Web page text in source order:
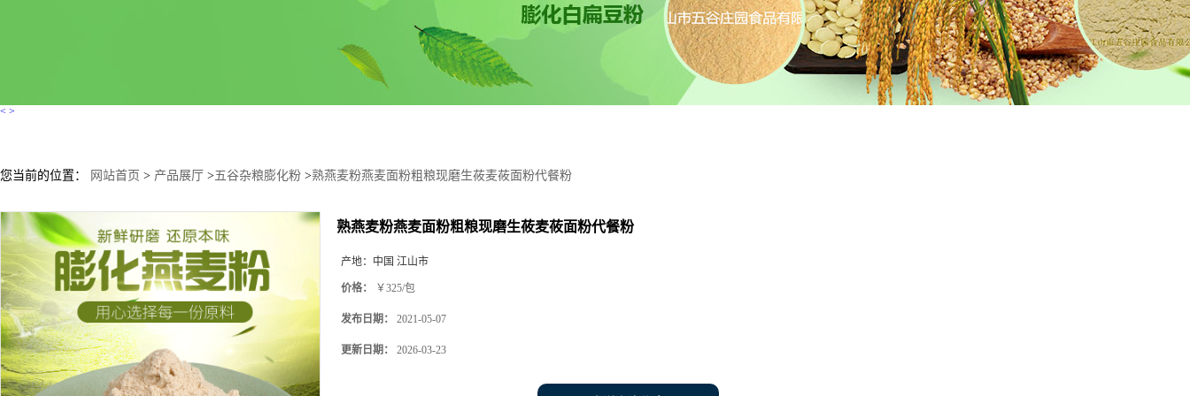
< >
您当前的位置： 网站首页 > 产品展厅 >五谷杂粮膨化粉 >熟燕麦粉燕麦面粉粗粮现磨生莜麦莜面粉代餐粉
熟燕麦粉燕麦面粉粗粮现磨生莜麦莜面粉代餐粉
产地： 中国 江山市
价格： ￥325/包
发布日期： 2021-05-07
更新日期： 2026-03-23